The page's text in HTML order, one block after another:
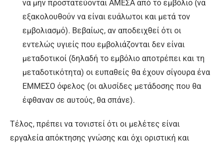
να μην προστατεύονται ΑΜΕΣΑ από το εμβόλιο (να
εξακολουθούν να είναι ευάλωτοι και μετά τον
εμβολιασμό). Βεβαίως, αν αποδειχθεί ότι οι
εντελώς υγιείς που εμβολιάζονται δεν είναι
μεταδοτικοί (δηλαδή το εμβόλιο αποτρέπει και τη
μεταδοτικότητα) οι ευπαθείς θα έχουν σίγουρα ένα
ΕΜΜΕΣΟ όφελος (οι αλυσίδες μετάδοσης που θα
έφθαναν σε αυτούς, θα σπάνε).
Τέλος, πρέπει να τονιστεί ότι οι μελέτες είναι
εργαλεία απόκτησης γνώσης και όχι οριστική και